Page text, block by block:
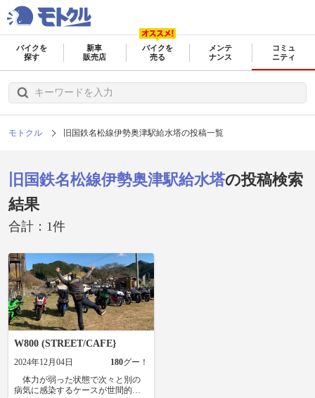
バイクを
探す
新車
販売店
バイクを
売る
メンテ
ナンス
コミュ
ニティ
モトクル 旧国鉄名松線伊勢奥津駅給水塔の投稿一覧
旧国鉄名松線伊勢奥津駅給水塔の投稿検索
結果
合計：1件
W800 (STREET/CAFE}
2024年12月04日 180グー！
体力が弱った状態で次々と別の
病気に感染するケースが世間的に